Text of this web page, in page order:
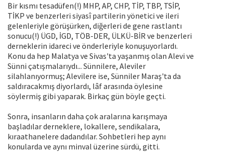
Bir kısmı tesadüfen(!) MHP, AP, CHP, TİP, TBP, TSİP,
TİKP ve benzerleri siyasî partilerin yönetici ve ileri
gelenleriyle görüşürken, diğerleri de gene rastlantı
sonucu(!) ÜGD, İGD, TÖB-DER, ÜLKÜ-BİR ve benzerleri
derneklerin idareci ve önderleriyle konuşuyorlardı.
Konu da hep Malatya ve Sivas'ta yaşanmış olan Alevi ve
Sünni çatışmalarıydı... Sünnilere, Aleviler
silahlanıyormuş; Alevilere ise, Sünniler Maraş'ta da
saldıracakmış diyorlardı, lâf arasında öylesine
söylermiş gibi yaparak. Birkaç gün böyle geçti.
Sonra, insanların daha çok aralarına karışmaya
başladılar derneklere, lokallere, sendikalara,
kıraathanelere dadandılar. Sohbetleri hep aynı
konularda ve aynı minval üzerine sürdü, gitti.